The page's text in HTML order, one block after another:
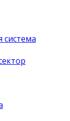
система